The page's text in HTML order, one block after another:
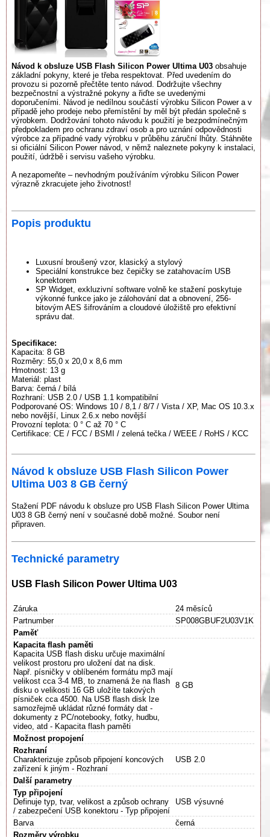
Návod k obsluze USB Flash Silicon Power Ultima U03 obsahuje
základní pokyny, které je třeba respektovat. Před uvedením do
provozu si pozorně přečtěte tento návod. Dodržujte všechny
bezpečnostní a výstražné pokyny a řiďte se uvedenými
doporučeními. Návod je nedílnou součástí výrobku Silicon Power a v
případě jeho prodeje nebo přemístění by měl být předán společně s
výrobkem. Dodržování tohoto návodu k použití je bezpodmínečným
předpokladem pro ochranu zdraví osob a pro uznání odpovědnosti
výrobce za případné vady výrobku v průběhu záruční lhůty. Stáhněte
si oficiální Silicon Power návod, v němž naleznete pokyny k instalaci,
použití, údržbě i servisu vašeho výrobku.
A nezapomeňte – nevhodným používáním výrobku Silicon Power
výrazně zkracujete jeho životnost!
Popis produktu
Luxusní broušený vzor, klasický a stylový
Speciální konstrukce bez čepičky se zatahovacím USB
konektorem
SP Widget, exkluzivní software volně ke stažení poskytuje
výkonné funkce jako je zálohování dat a obnovení, 256-
bitovým AES šifrováním a cloudové úložiště pro efektivní
správu dat.
Specifikace:
Kapacita: 8 GB
Rozměry: 55,0 x 20,0 x 8,6 mm
Hmotnost: 13 g
Materiál: plast
Barva: černá / bílá
Rozhraní: USB 2.0 / USB 1.1 kompatibilní
Podporované OS: Windows 10 / 8,1 / 8/7 / Vista / XP, Mac OS 10.3.x
nebo novější, Linux 2.6.x nebo novější
Provozní teplota: 0 ° C až 70 ° C
Certifikace: CE / FCC / BSMI / zelená tečka / WEEE / RoHS / KCC
Návod k obsluze USB Flash Silicon Power
Ultima U03 8 GB černý
Stažení PDF návodu k obsluze pro USB Flash Silicon Power Ultima
U03 8 GB černý není v současné době možné. Soubor není
připraven.
Technické parametry
USB Flash Silicon Power Ultima U03
Záruka
24 měsíců
Partnumber
SP008GBUF2U03V1K
Paměť
Kapacita flash paměti
Kapacita USB flash disku určuje maximální
velikost prostoru pro uložení dat na disk.
Např. písničky v oblíbeném formátu mp3 mají
velikost cca 3-4 MB, to znamená že na flash
disku o velikosti 16 GB uložíte takových
písniček cca 4500. Na USB flash disk lze
samozřejmě ukládat různé formáty dat -
dokumenty z PC/notebooky, fotky, hudbu,
video, atd - Kapacita flash paměti
8 GB
Možnost propojení
Rozhraní
Charakterizuje způsob připojení koncových
zařízení k jiným - Rozhraní
USB 2.0
Další parametry
Typ připojení
Definuje typ, tvar, velikost a způsob ochrany
/ zabezpečení USB konektoru - Typ připojení
USB výsuvné
Barva
černá
Rozměry výrobku